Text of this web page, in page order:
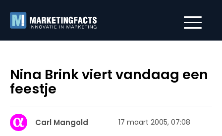
Nina Brink viert vandaag een
feestje
Carl Mangold 17 maart 2005, 07:08